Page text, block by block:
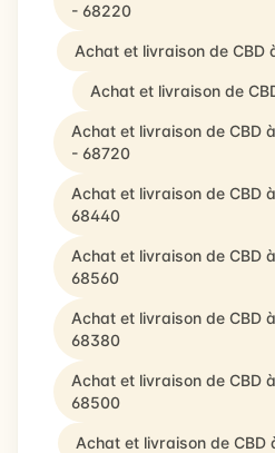
- 68220
Achat et livraison de CBD
Achat et livraison de
Achat et livraison de CBD
- 68720
Achat et livraison de CBD
68440
Achat et livraison de CBD
68560
Achat et livraison de CBD
68380
Achat et livraison de CBD
68500
Achat et livraison de CBD